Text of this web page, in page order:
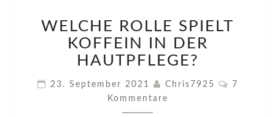
ROLLE
SPIELT
KOFFEIN
IN
DER
HAUTPFLEGE?
WELCHE ROLLE SPIELT
KOFFEIN IN DER
HAUTPFLEGE?
23. September 2021 Chris7925
7
Kommentare